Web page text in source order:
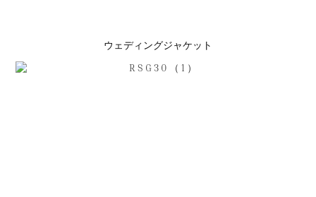
ウェディングジャケット